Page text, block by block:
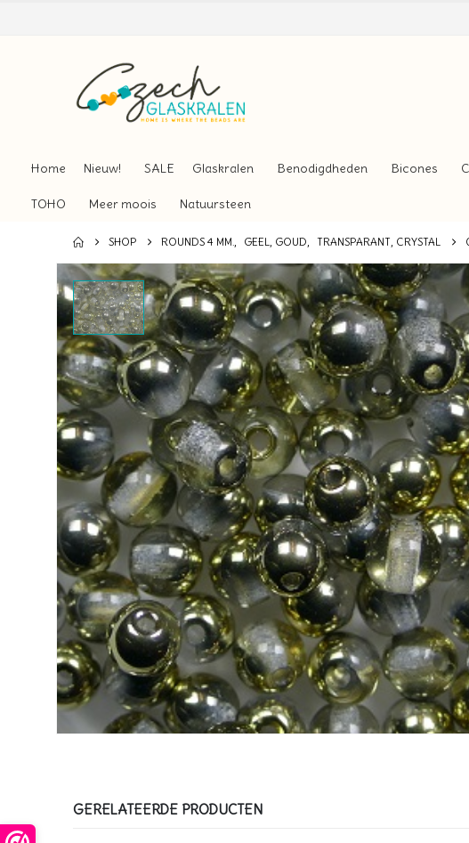
Home Nieuw! SALE Glaskralen Benodigdheden Bicones
TOHO Meer moois Natuursteen
SHOP ROUNDS 4 MM., GEEL, GOUD, TRANSPARANT, CRYSTAL
GERELATEERDE PRODUCTEN